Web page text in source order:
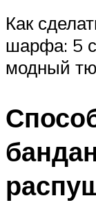
Как
шарфа: 5
модный